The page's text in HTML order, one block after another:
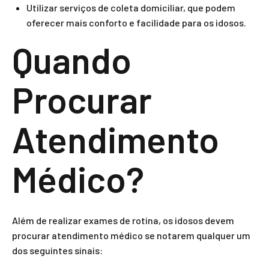
Utilizar serviços de coleta domiciliar, que podem
oferecer mais conforto e facilidade para os idosos.
Quando
Procurar
Atendimento
Médico?
Além de realizar exames de rotina, os idosos devem
procurar atendimento médico se notarem qualquer um
dos seguintes sinais: